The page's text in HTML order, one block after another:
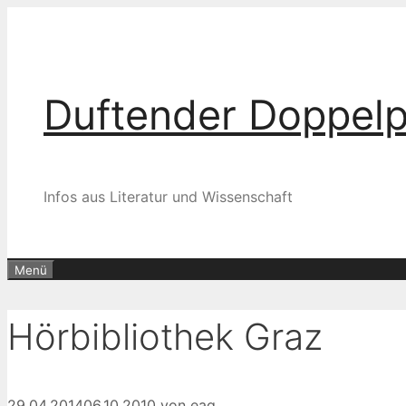
Duftender
Infos aus Literatur und Wissenschaft
Menü
Hörbibliothek Graz